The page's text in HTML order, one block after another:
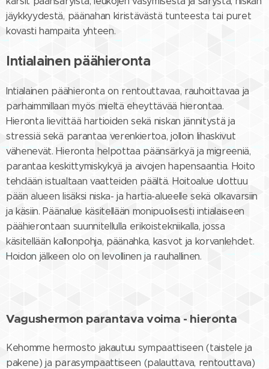
jäykkyydestä, päänahan kiristävästä tunteesta tai puret
kovasti hampaita yhteen.
Intialainen päähieronta
Intialainen päähieronta on rentouttavaa, rauhoittavaa ja
parhaimmillaan myös mieltä eheyttävää hierontaa.
Hieronta lievittää hartioiden sekä niskan jännitystä ja
stressiä sekä parantaa verenkiertoa, jolloin lihaskivut
vähenevät. Hieronta helpottaa päänsärkyä ja migreeniä,
parantaa keskittymiskykyä ja aivojen hapensaantia. Hoito
tehdään istualtaan vaatteiden päältä. Hoitoalue ulottuu
pään alueen lisäksi niska- ja hartia-alueelle sekä olkavarsiin
ja käsiin. Päänalue käsitellään monipuolisesti intialaiseen
päähierontaan suunnitellulla erikoistekniikalla, jossa
käsitellään kallonpohja, päänahka, kasvot ja korvanlehdet.
Hoidon jälkeen olo on levollinen ja rauhallinen.
Vagushermon parantava voima - hieronta
Kehomme hermosto jakautuu sympaattiseen (taistele ja
pakene) ja parasympaattiseen (palauttava, rentouttava)